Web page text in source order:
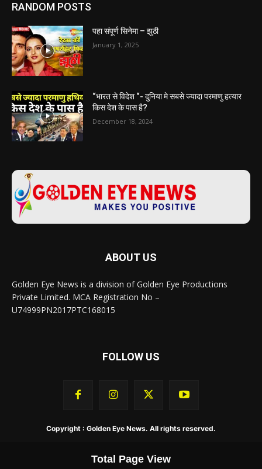
RANDOM POSTS
पहा संपूर्ण सिनेमा – झुठी
January 1, 2025
“भारत से विदेश “- दुनिया मे सबसे ज्यादा परमाणु हत्यार
किस देश के पास है?
December 18, 2024
ABOUT US
Golden Eye News is a division of Golden Eye Productions
Private Limited. MCA Registration No –
U74999PN2017PTC168015
FOLLOW US
Copyright : Golden Eye News. All rights reserved.
Total Page View